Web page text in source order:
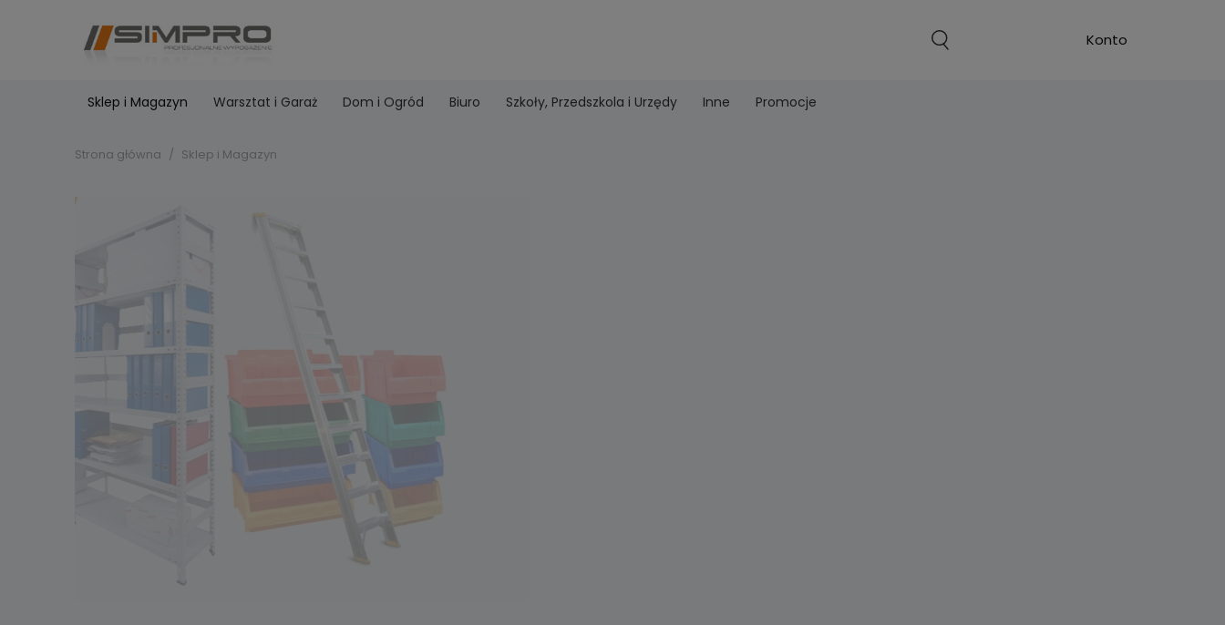
Sklep i Magazyn Warsztat i Garaż Dom i Ogród Biuro Szkoły, Przedszkola i Urzędy Inne Promocje
Strona główna Sklep i Magazyn